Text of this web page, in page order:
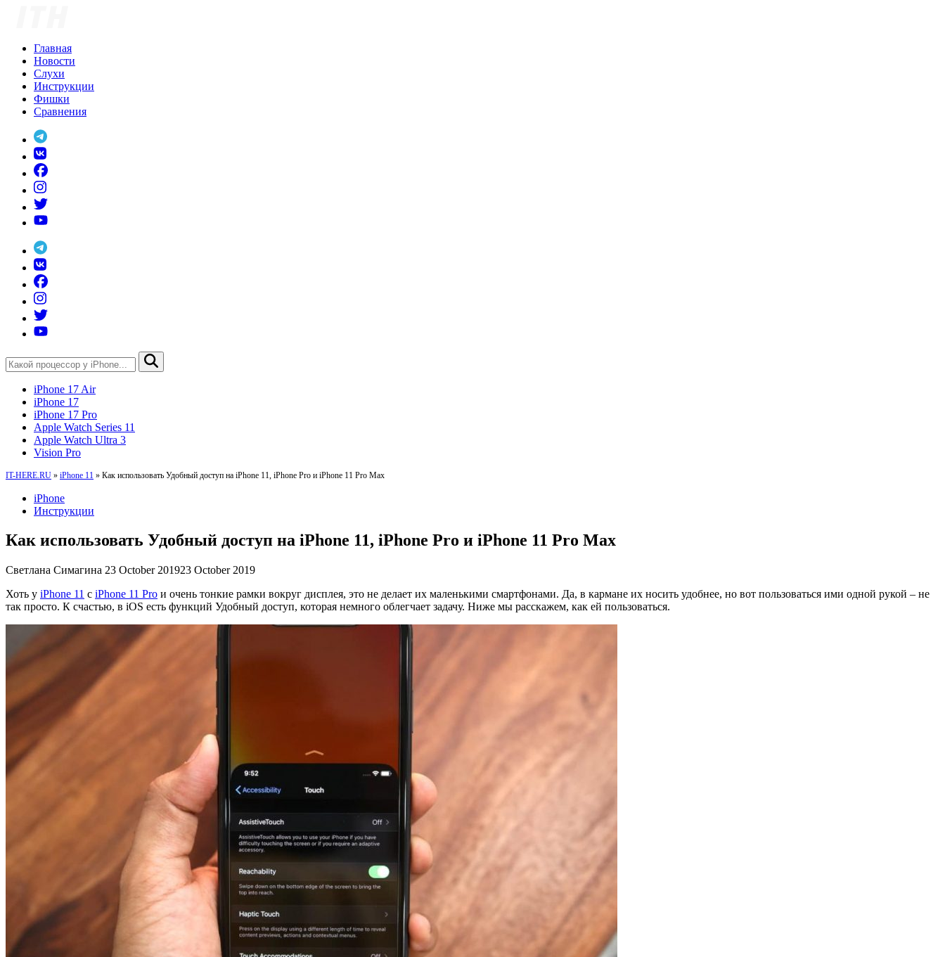
Главная
Новости
Слухи
Инструкции
Фишки
Сравнения
iPhone 17 Air
iPhone 17
iPhone 17 Pro
Apple Watch Series 11
Apple Watch Ultra 3
Vision Pro
IT-HERE.RU » iPhone 11 » Как использовать Удобный доступ на iPhone 11, iPhone Pro и iPhone 11 Pro Max
iPhone
Инструкции
Как использовать Удобный доступ на iPhone 11, iPhone Pro и iPhone 11 Pro Max
Светлана Симагина 23 October 201923 October 2019
Хоть у iPhone 11 с iPhone 11 Pro и очень тонкие рамки вокруг дисплея, это не делает их маленькими смартфонами. Да, в кармане их носить удобнее, но вот пользоваться ими одной рукой – не
так просто. К счастью, в iOS есть функций Удобный доступ, которая немного облегчает задачу. Ниже мы расскажем, как ей пользоваться.